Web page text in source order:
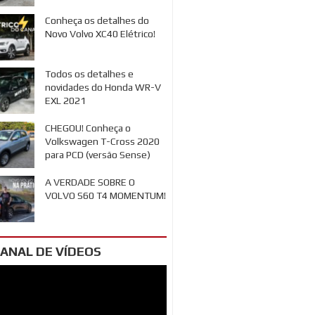
Conheça os detalhes do
Novo Volvo XC40 Elétrico!
Todos os detalhes e
novidades do Honda WR-V
EXL 2021
CHEGOU! Conheça o
Volkswagen T-Cross 2020
para PCD (versão Sense)
A VERDADE SOBRE O
VOLVO S60 T4 MOMENTUM!
DE VÍDEOS